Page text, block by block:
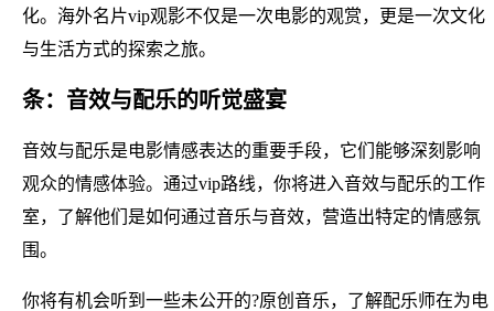
化。海外名片vip观影不仅是一次电影的观赏，更是一次文化
与生活方式的探索之旅。
条：音效与配乐的听觉盛宴
音效与配乐是电影情感表达的重要手段，它们能够深刻影响
观众的情感体验。通过vip路线，你将进入音效与配乐的工作
室，了解他们是如何通过音乐与音效，营造出特定的情感氛
围。
你将有机会听到一些未公开的?原创音乐，了解配乐师在为电